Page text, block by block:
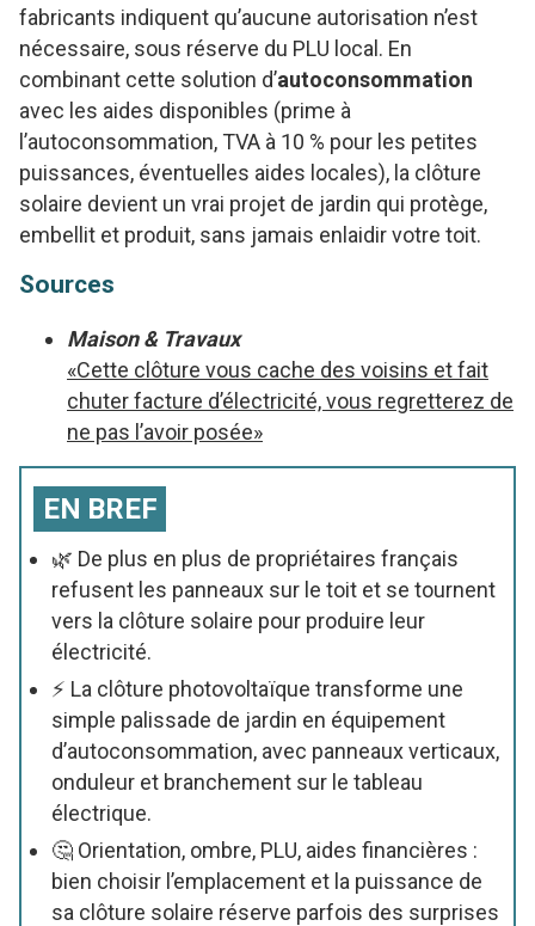
fabricants indiquent qu’aucune autorisation n’est
nécessaire, sous réserve du PLU local. En
combinant cette solution d’autoconsommation
avec les aides disponibles (prime à
l’autoconsommation, TVA à 10 % pour les petites
puissances, éventuelles aides locales), la clôture
solaire devient un vrai projet de jardin qui protège,
embellit et produit, sans jamais enlaidir votre toit.
Sources
Maison & Travaux
«Cette clôture vous cache des voisins et fait
chuter facture d’électricité, vous regretterez de
ne pas l’avoir posée»
EN BREF
🌿 De plus en plus de propriétaires français
refusent les panneaux sur le toit et se tournent
vers la clôture solaire pour produire leur
électricité.
⚡ La clôture photovoltaïque transforme une
simple palissade de jardin en équipement
d’autoconsommation, avec panneaux verticaux,
onduleur et branchement sur le tableau
électrique.
🤔 Orientation, ombre, PLU, aides financières :
bien choisir l’emplacement et la puissance de
sa clôture solaire réserve parfois des surprises